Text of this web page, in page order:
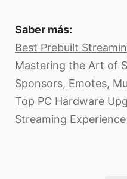
Saber más:
Best Prebuilt
Mastering the Art of
Sponsors, Emotes,
Top PC Hardware
Streaming Experience